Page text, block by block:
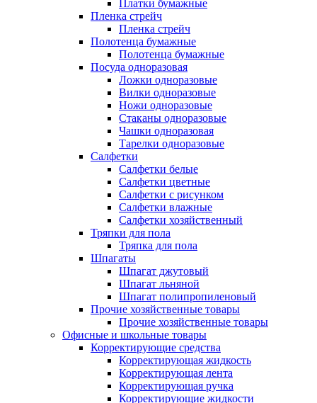
Платки бумажные
Пленка стрейч
Пленка стрейч
Полотенца бумажные
Полотенца бумажные
Посуда одноразовая
Ложки одноразовые
Вилки одноразовые
Ножи одноразовые
Стаканы одноразовые
Чашки одноразовая
Тарелки одноразовые
Салфетки
Салфетки белые
Салфетки цветные
Салфетки с рисунком
Салфетки влажные
Салфетки хозяйственный
Тряпки для пола
Тряпка для пола
Шпагаты
Шпагат джутовый
Шпагат льняной
Шпагат полипропиленовый
Прочие хозяйственные товары
Прочие хозяйственные товары
Офисные и школьные товары
Корректирующие средства
Корректирующая жидкость
Корректирующая лента
Корректирующая ручка
Корректирующие жидкости